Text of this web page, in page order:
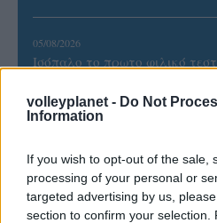
volleyplanet - Do Not
Information
If you wish to opt-out of the sale,
processing of your personal or
targeted advertising by us,
section to confirm your selection.
05/08/2026
Ισόπαλο το πρωτο φιλικό
Πανεπιστημίου Πατρών